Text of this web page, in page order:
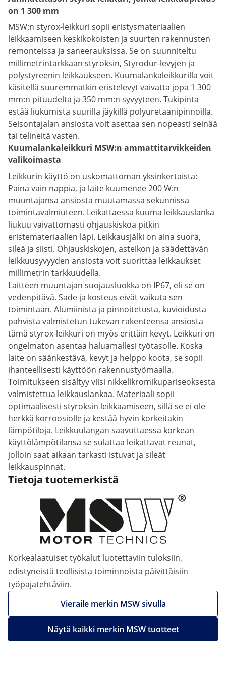
on 1 300 mm
MSW:n styrox-leikkuri sopii eristysmateriaalien
leikkaamiseen keskikokoisten ja suurten rakennusten
remonteissa ja saneerauksissa. Se on suunniteltu
millimetrintarkkaan styroksin, Styrodur-levyjen ja
polystyreenin leikkaukseen. Kuumalankaleikkurilla voit
käsitellä suuremmatkin eristelevyt vaivatta jopa 1 300
mm:n pituudelta ja 350 mm:n syvyyteen. Tukipinta
estää liukumista suurilla jäykillä polyuretaanipinnoilla.
Seisontajalan ansiosta voit asettaa sen nopeasti seinää
tai telineitä vasten.
Kuumalankaleikkuri MSW:n ammattitarvikkeiden
valikoimasta
Leikkurin käyttö on uskomattoman yksinkertaista:
Paina vain nappia, ja laite kuumenee 200 W:n
muuntajansa ansiosta muutamassa sekunnissa
toimintavalmiuteen. Leikattaessa kuuma leikkauslanka
liukuu vaivattomasti ohjauskiskoa pitkin
eristemateriaalien läpi. Leikkausjälki on aina suora,
sileä ja siisti. Ohjauskiskojen, asteikon ja säädettävän
leikkuusyvyyden ansiosta voit suorittaa leikkaukset
millimetrin tarkkuudella.
Laitteen muuntajan suojausluokka on IP67, eli se on
vedenpitävä. Sade ja kosteus eivät vaikuta sen
toimintaan. Alumiinista ja pinnoitetusta, kuvioidusta
pahvista valmistetun tukevan rakenteensa ansiosta
tämä styrox-leikkuri on myös erittäin kevyt. Leikkuri on
ongelmaton asentaa haluamallesi työtasolle. Koska
laite on säänkestävä, kevyt ja helppo koota, se sopii
ihanteellisesti käyttöön rakennustyömaalla.
Toimitukseen sisältyy viisi nikkelikromikupariseoksesta
valmistettua leikkauslankaa. Materiaali sopii
optimaalisesti styroksin leikkaamiseen, sillä se ei ole
herkkä korroosiolle ja kestää hyvin korkeitakin
lämpötiloja. Leikkuulangan saavuttaessa korkean
käyttölämpötilansa se sulattaa leikattavat reunat,
jolloin saat aikaan tarkasti istuvat ja sileät
leikkauspinnat.
Tietoja tuotemerkistä
Korkealaatuiset työkalut luotettaviin tuloksiin,
edistyneistä teollisista toiminnoista päivittäisiin
työpajatehtäviin.
Vieraile merkin MSW sivulla
Näytä kaikki merkin MSW tuotteet